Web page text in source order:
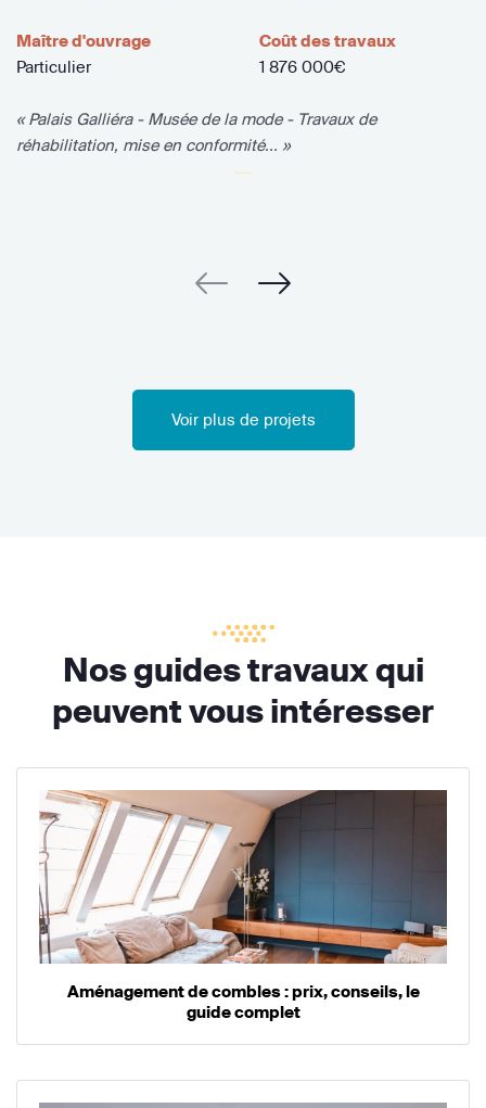
Maître d'ouvrage
Particulier
Coût des travaux
1 876 000€
« Palais Galliéra - Musée de la mode - Travaux de
réhabilitation, mise en conformité... »
Voir plus de projets
Nos guides travaux qui
peuvent vous intéresser
Aménagement de combles : prix, conseils, le
guide complet